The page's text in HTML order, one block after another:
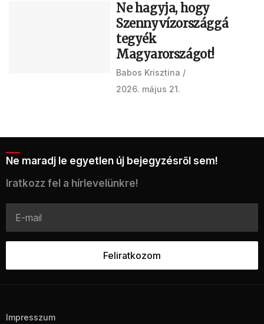
Ne hagyja, hogy
Szennyvízországgá
tegyék
Magyarországot!
Babos Krisztina
2026. május 21.
Ne maradj le egyetlen új bejegyzésről sem!
Iratkozz fel a hírlevelünkre!
Impresszum